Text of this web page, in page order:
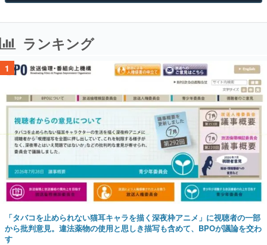
ランキング
1
「タバコを止められない猫耳キャラを描く深夜枠アニメ」に視聴者の一部
から批判意見。違法薬物の使用と思しき描写も含めて、BPOが議論を交わ
す